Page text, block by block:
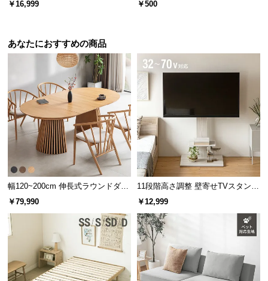
20mm 1×10m
￥16,999 ￥500
あなたにおすすめの商品
幅120~200cm 伸長式ラウンドダイ
ニングテーブル 6人掛け 天然木突
￥79,990
11段階高さ調整 壁寄せTVスタンド
キャスター付き 上下左右角度調節
￥12,999